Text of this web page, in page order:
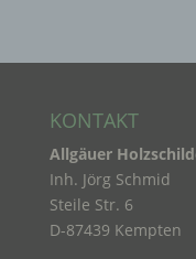
KONTAKT
Allgäuer
Inh. Jörg Schmid
Steile Str. 6
D-87439 Kempten
Verwendung, die
die
Vernichtung.
d)